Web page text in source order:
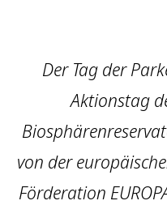
Der Tag der
Aktionstag
von der
Förderation